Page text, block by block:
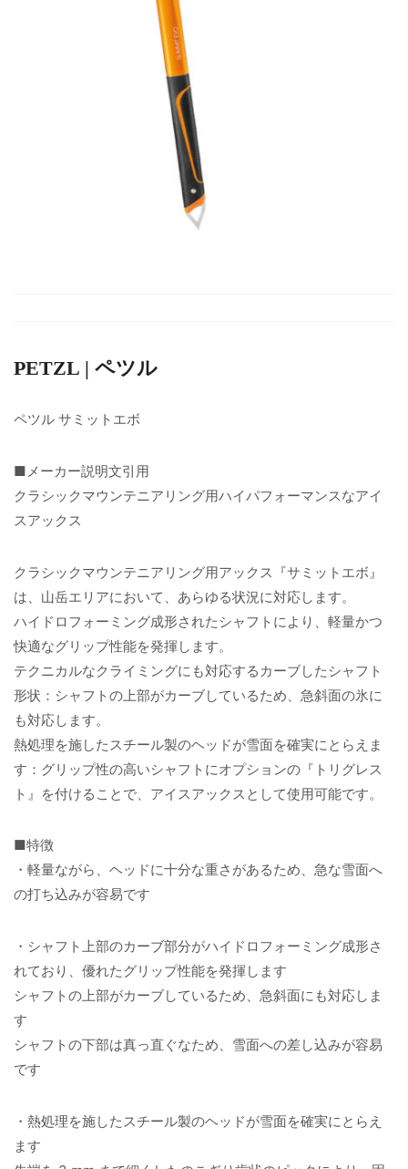
PETZL | ペツル
ペツル サミットエボ
■メーカー説明文引用
クラシックマウンテニアリング用ハイパフォーマンスなアイ
スアックス
クラシックマウンテニアリング用アックス『サミットエボ』
は、山岳エリアにおいて、あらゆる状況に対応します。
ハイドロフォーミング成形されたシャフトにより、軽量かつ
快適なグリップ性能を発揮します。
テクニカルなクライミングにも対応するカーブしたシャフト
形状：シャフトの上部がカーブしているため、急斜面の氷に
も対応します。
熱処理を施したスチール製のヘッドが雪面を確実にとらえま
す：グリップ性の高いシャフトにオプションの『トリグレス
ト』を付けることで、アイスアックスとして使用可能です。
■特徴
・軽量ながら、ヘッドに十分な重さがあるため、急な雪面へ
の打ち込みが容易です
・シャフト上部のカーブ部分がハイドロフォーミング成形さ
れており、優れたグリップ性能を発揮します
シャフトの上部がカーブしているため、急斜面にも対応しま
す
シャフトの下部は真っ直ぐなため、雪面への差し込みが容易
です
・熱処理を施したスチール製のヘッドが雪面を確実にとらえ
ます